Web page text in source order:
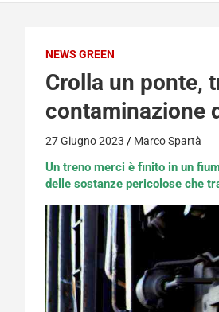
NEWS GREEN
Crolla un ponte,
contaminazione
27 Giugno 2023 Marco Spartà
Un treno merci è finito in un
delle sostanze pericolose che